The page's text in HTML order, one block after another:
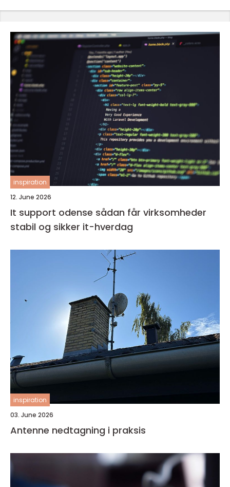
inspiration
12. June 2026
It support odense sådan får virksomheder
stabil og sikker it-hverdag
inspiration
03. June 2026
Antenne nedtagning i praksis